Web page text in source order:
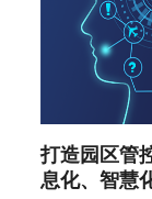
投资者关系
公司公告
投资者保护
投资者问答
打造园区管
息化、智慧